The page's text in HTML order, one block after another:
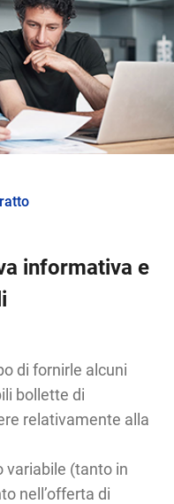
informativa e
di fornirle alcuni
bollette di
relativamente alla
variabile (tanto in
nell’offerta di